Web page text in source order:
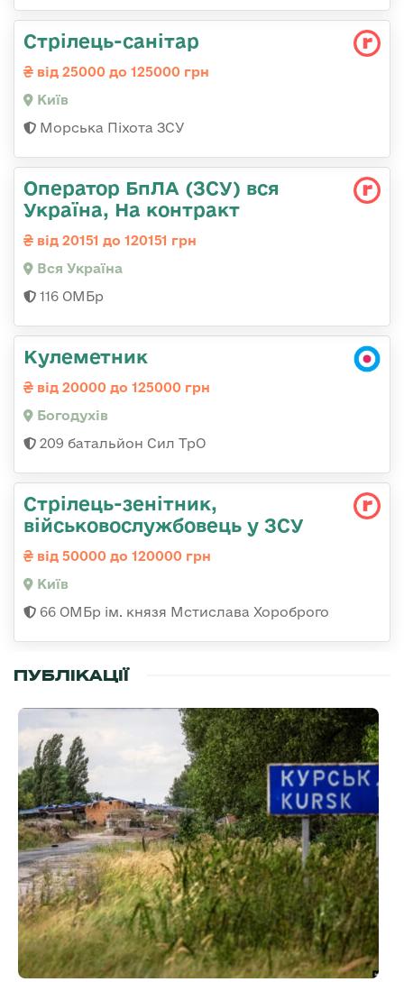
Стрілець-санітар
від 25000 до 125000 грн
Київ
Морська Піхота ЗСУ
Оператор БпЛА (ЗСУ) вся
Україна, На контракт
від 20151 до 120151 грн
Вся Україна
116 ОМБр
Кулеметник
від 20000 до 125000 грн
Богодухів
209 батальйон Сил ТрО
Стрілець-зенітник,
військовослужбовець у ЗСУ
від 50000 до 120000 грн
Київ
66 ОМБр ім. князя Мстислава Хороброго
ПУБЛІКАЦІЇ